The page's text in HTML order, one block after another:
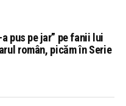
pus pe jar” pe fanii lui
român, picăm în Serie